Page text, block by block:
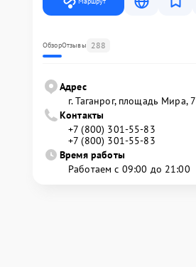
ОбзорОтзывы 288
Адрес
г. Таганрог, площадь Мира, 7
Контакты
+7 (800) 301-55-83
+7 (800) 301-55-83
Время работы
Работаем с 09:00 до 21:00